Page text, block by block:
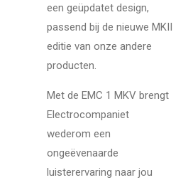
een geüpdatet design,
passend bij de nieuwe MKII
editie van onze andere
producten.
Met de EMC 1 MKV brengt
Electrocompaniet
wederom een
ongeëvenaarde
luisterervaring naar jou